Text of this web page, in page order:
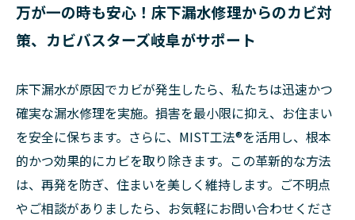
万が一の時も安心！床下漏水修理からのカビ対
策、カビバスターズ岐阜がサポート
床下漏水が原因でカビが発生したら、私たちは迅速かつ
確実な漏水修理を実施。損害を最小限に抑え、お住まい
を安全に保ちます。さらに、MIST工法®を活用し、根本
的かつ効果的にカビを取り除きます。この革新的な方法
は、再発を防ぎ、住まいを美しく維持します。ご不明点
やご相談がありましたら、お気軽にお問い合わせくださ